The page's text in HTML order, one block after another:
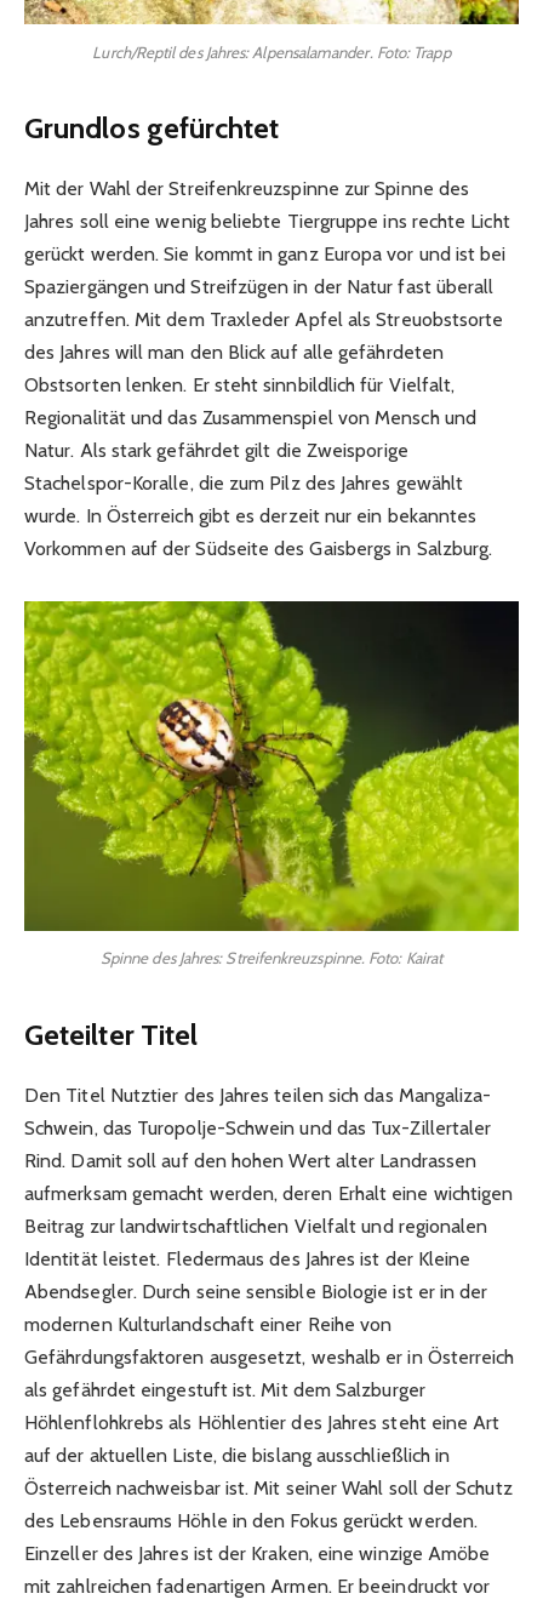
Lurch/Reptil des Jahres: Alpensalamander. Foto: Trapp
Grundlos gefürchtet
Mit der Wahl der Streifenkreuzspinne zur Spinne des
Jahres soll eine wenig beliebte Tiergruppe ins rechte Licht
gerückt werden. Sie kommt in ganz Europa vor und ist bei
Spaziergängen und Streifzügen in der Natur fast überall
anzutreffen. Mit dem Traxleder Apfel als Streuobstsorte
des Jahres will man den Blick auf alle gefährdeten
Obstsorten lenken. Er steht sinnbildlich für Vielfalt,
Regionalität und das Zusammenspiel von Mensch und
Natur. Als stark gefährdet gilt die Zweisporige
Stachelspor-Koralle, die zum Pilz des Jahres gewählt
wurde. In Österreich gibt es derzeit nur ein bekanntes
Vorkommen auf der Südseite des Gaisbergs in Salzburg.
Spinne des Jahres: Streifenkreuzspinne. Foto: Kairat
Geteilter Titel
Den Titel Nutztier des Jahres teilen sich das Mangaliza-
Schwein, das Turopolje-Schwein und das Tux-Zillertaler
Rind. Damit soll auf den hohen Wert alter Landrassen
aufmerksam gemacht werden, deren Erhalt eine wichtigen
Beitrag zur landwirtschaftlichen Vielfalt und regionalen
Identität leistet. Fledermaus des Jahres ist der Kleine
Abendsegler. Durch seine sensible Biologie ist er in der
modernen Kulturlandschaft einer Reihe von
Gefährdungsfaktoren ausgesetzt, weshalb er in Österreich
als gefährdet eingestuft ist. Mit dem Salzburger
Höhlenflohkrebs als Höhlentier des Jahres steht eine Art
auf der aktuellen Liste, die bislang ausschließlich in
Österreich nachweisbar ist. Mit seiner Wahl soll der Schutz
des Lebensraums Höhle in den Fokus gerückt werden.
Einzeller des Jahres ist der Kraken, eine winzige Amöbe
mit zahlreichen fadenartigen Armen. Er beeindruckt vor